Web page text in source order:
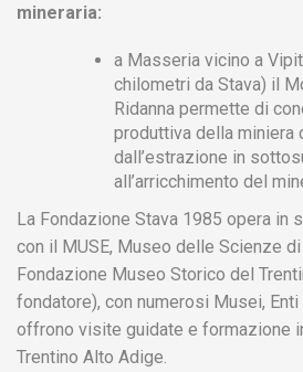
mineraria:
a Masseria vicino a
chilometri da Stava) il
Ridanna permette di
produttiva della miniera
dall’estrazione in
all’arricchimento del
La Fondazione Stava 1985 opera in
con il MUSE, Museo delle Scienze di
Fondazione Museo Storico del
fondatore), con numerosi Musei,
offrono visite guidate e formazione
Trentino Alto Adige.